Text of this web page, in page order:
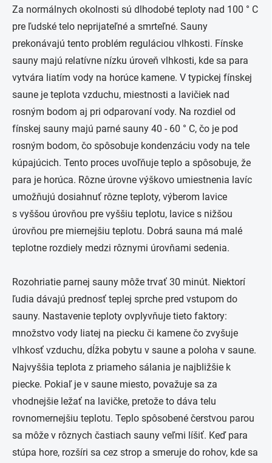
Za normálnych okolnosti sú dlhodobé teploty nad 100 ° C
pre ľudské telo neprijateľné a smrteľné. Sauny
prekonávajú tento problém reguláciou vlhkosti. Fínske
sauny majú relatívne nízku úroveň vlhkosti, kde sa para
vytvára liatím vody na horúce kamene. V typickej fínskej
saune je teplota vzduchu, miestnosti a lavičiek nad
rosným bodom aj pri odparovaní vody. Na rozdiel od
fínskej sauny majú parné sauny 40 - 60 ° C, čo je pod
rosným bodom, čo spôsobuje kondenzáciu vody na tele
kúpajúcich. Tento proces uvoľňuje teplo a spôsobuje, že
para je horúca. Rôzne úrovne výškovo umiestnenia lavíc
umožňujú dosiahnuť rôzne teploty, výberom lavice
s vyššou úrovňou pre vyššiu teplotu, lavice s nižšou
úrovňou pre miernejšiu teplotu. Dobrá sauna má malé
teplotne rozdiely medzi rôznymi úrovňami sedenia.
Rozohriatie parnej sauny môže trvať 30 minút. Niektorí
ľudia dávajú prednosť teplej sprche pred vstupom do
sauny. Nastavenie teploty ovplyvňuje tieto faktory:
množstvo vody liatej na piecku či kamene čo zvyšuje
vlhkosť vzduchu, dĺžka pobytu v saune a poloha v saune.
Najvyššia teplota z priameho sálania je najbližšie k
piecke. Pokiaľ je v saune miesto, považuje sa za
vhodnejšie ležať na lavičke, pretože to dáva telu
rovnomernejšiu teplotu. Teplo spôsobené čerstvou parou
sa môže v rôznych častiach sauny veľmi líšiť. Keď para
stúpa hore, rozšíri sa cez strop a smeruje do rohov, kde sa